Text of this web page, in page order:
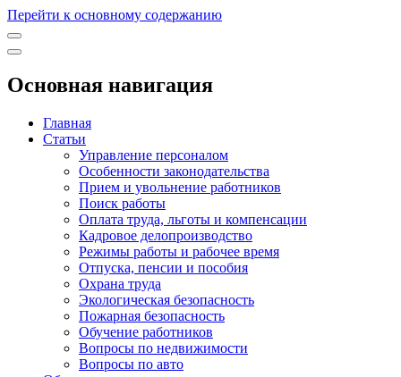
Перейти к основному содержанию
Основная навигация
Главная
Статьи
Управление персоналом
Особенности законодательства
Прием и увольнение работников
Поиск работы
Оплата труда, льготы и компенсации
Кадровое делопроизводство
Режимы работы и рабочее время
Отпуска, пенсии и пособия
Охрана труда
Экологическая безопасность
Пожарная безопасность
Обучение работников
Вопросы по недвижимости
Вопросы по авто